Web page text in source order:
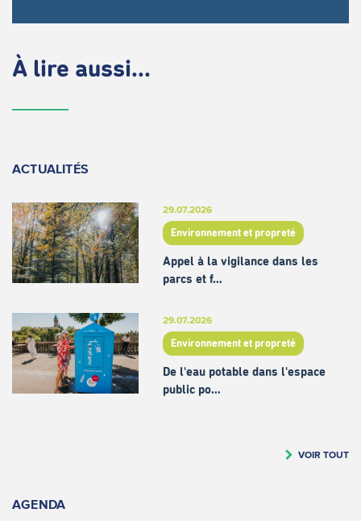
À lire aussi...
ACTUALITÉS
29.07.2026
Environnement et propreté
Appel à la vigilance dans les
parcs et f…
29.07.2026
Environnement et propreté
De l'eau potable dans l'espace
public po…
VOIR TOUT
AGENDA